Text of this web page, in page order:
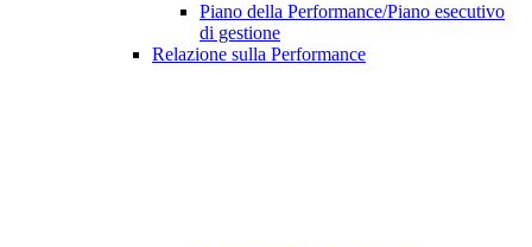
Piano della Performance/Piano esecutivo
di gestione
Relazione sulla Performance